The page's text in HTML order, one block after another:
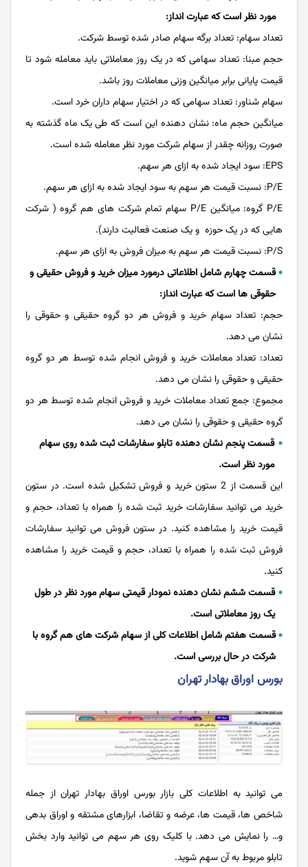
مورد نظر است که عبارت انداز:
تعداد سهام: تعداد برگه سهام صادر شده توسط شرکت.
حجم مبنا: تعداد سهامی که در یک روز معاملاتی باید معامله شود تا
قیمت پایانی برابر میانگین وزنی معاملات روز باشد.
سهام شناور: تعداد سهامی که در اختیار سهام داران خرد است.
میانگین حجم ماه: نشان دهنده این است که طی یک ماه گذشته به
صورت روزانه چقدر از سهام شرکت مورد نظر معامله شده است.
EPS: سود ایجاد شده به ازای هر سهم.
P/E: نسبت قیمت هر سهم به سود ایجاد شده به ازای هر سهم.
P/E گروه: میانگین P/E سهام تمام شرکت های هم گروه ( شرکت
هایی که در یک حوزه و یک صنعت فعالیت دارند).
P/S: نسبت قیمت هر سهم به میزان فروش به ازای هر سهم.
قسمت چهارم شامل اطلاعاتی درمورد میزان خرید و فروش حقیقی و
حقوقی ها است که عبارت انداز:
حجم: تعداد سهام خرید و فروش هر دو گروه حقیقی و حقوقی را
نشان می دهد.
تعداد: تعداد معاملات خرید و فروش انجام شده توسط هر دو گروه
حقیقی و حقوقی را نشان می دهد.
مجموع: جمع تعداد معاملات خرید و فروش انجام شده توسط هر دو
گروه حقیقی و حقوقی را نشان می دهد.
قسمت پنجم نشان دهنده تابلو سفارشات ثبت شده روی سهام
مورد نظر است.
این قسمت از 2 ستون خرید و فروش تشکیل شده است. در ستون
خرید می توانید سفارشات خرید ثبت شده را همراه با تعداد، حجم و
قیمت خرید را مشاهده کنید. در ستون فروش می توانید سفارشات
فروش ثبت شده را همراه با تعداد، حجم و قیمت خرید را مشاهده
کنید.
قسمت ششم نشان دهنده نمودار قیمتی سهام مورد نظر در طول
یک روز معاملاتی است.
قسمت هفتم شامل اطلاعات کلی از سهام شرکت های هم گروه با
شرکت در حال بررسی است.
بورس اوراق بهادار تهران
می توانید به اطلاعات کلی بازار بورس اوراق بهادار تهران از جمله
شاخص ها، قیمت ها، عرضه و تقاضا، ابزارهای مشتقه و اوراق بدهی
و… را نمایش می دهد. با کلیک روی هر سهم می توانید وارد بخش
تابلو مربوط به آن سهم شوید.